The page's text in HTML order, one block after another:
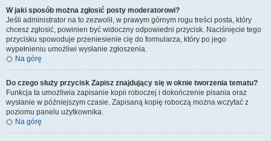
W jaki sposób można zgłosić posty moderatorowi?
Jeśli administrator na to zezwolił, w prawym górnym rogu treści posta, który
chcesz zgłosić, powinien być widoczny odpowiedni przycisk. Naciśnięcie tego
przycisku spowoduje przeniesienie cię do formularza, który po jego
wypełnieniu umożliwi wysłanie zgłoszenia.
Na górę
Do czego służy przycisk Zapisz znajdujący się w oknie tworzenia tematu?
Funkcja ta umożliwia zapisanie kopii roboczej i dokończenie pisania oraz
wysłanie w późniejszym czasie. Zapisaną kopię roboczą można wczytać z
poziomu panelu użytkownika.
Na górę